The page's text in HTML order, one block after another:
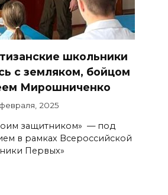
школьники
с земляком, бойцом
Мирошниченко
2025
защитником» — под
в рамках Всероссийской
Первых»